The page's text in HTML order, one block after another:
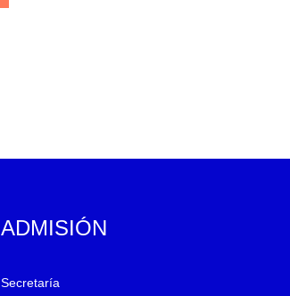
ADMISIÓN
Secretaría